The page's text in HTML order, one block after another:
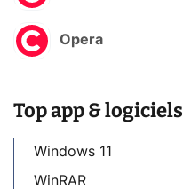
Opera
Top app & logiciels
Windows 11
WinRAR